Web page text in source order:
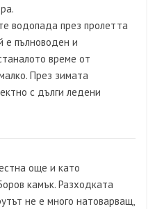
водопада през пролетта
е пълноводен и
време от
През зимата
с дълги ледени
още и като
камък. Разходката
не е много натоварващ,